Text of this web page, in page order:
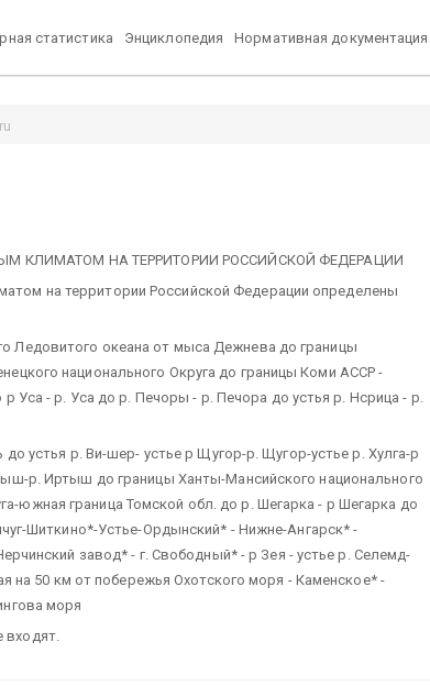
статистика Энциклопедия Нормативная документация
КЛИМАТОМ НА ТЕРРИТОРИИ РОССИЙСКОЙ ФЕДЕРАЦИИ
на территории Российской Федерации определены
Ледовитого океана от мыса Дежнева до границы
национального Округа до границы Коми АССР -
Уса - р. Уса до р. Печоры - р. Печора до устья р. Нсрица - р.
устья р. Ви-шер- устье р Щугор-р. Щугор-устье р. Хулга-р
р. Иртыш до границы Ханты-Мансийского национального
южная граница Томской обл. до р. Шегарка - р Шегарка до
Шиткино*-Устье-Ордынский* - Нижне-Ангарск* -
завод* - г. Свободный* - р Зея - устье р. Селемд-
на 50 км от побережья Охотского моря - Каменское* -
моря